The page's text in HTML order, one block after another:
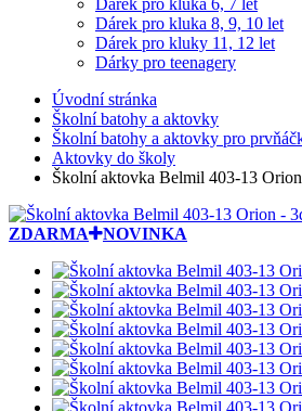
Dárek pro kluka 6, 7 let
Dárek pro kluka 8, 9, 10 let
Dárek pro kluky 11, 12 let
Dárky pro teenagery
Úvodní stránka
Školní batohy a aktovky
Školní batohy a aktovky pro
Aktovky do školy
Školní aktovka Belmil 403-13
ZDARMA
NOVINKA